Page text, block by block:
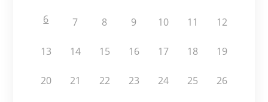
6 7 8 9 10 11 12
13 14 15 16 17 18 19
20 21 22 23 24 25 26